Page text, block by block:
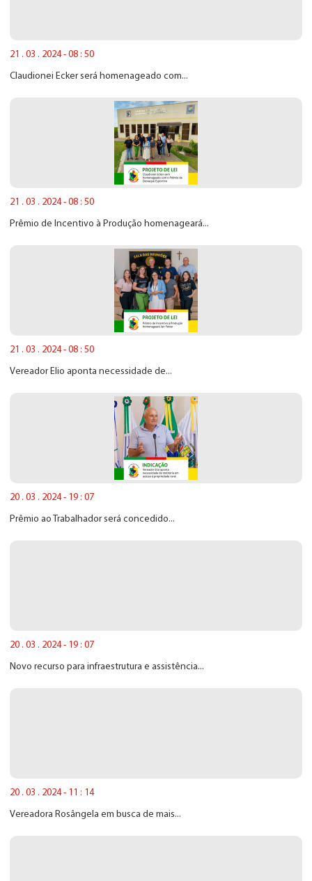
21 . 03 . 2024 - 08 : 50
Claudionei Ecker será homenageado com...
21 . 03 . 2024 - 08 : 50
Prêmio de Incentivo à Produção homenageará...
21 . 03 . 2024 - 08 : 50
Vereador Elio aponta necessidade de...
20 . 03 . 2024 - 19 : 07
Prêmio ao Trabalhador será concedido...
20 . 03 . 2024 - 19 : 07
Novo recurso para infraestrutura e assistência...
20 . 03 . 2024 - 11 : 14
Vereadora Rosângela em busca de mais...